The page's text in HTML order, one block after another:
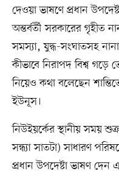
দেওয়া ভাষণে প্রধান
অন্তর্বর্তী সরকারের গৃহীত
সমস্যা, যুদ্ধ-সংঘাতসহ
কীভাবে নিরাপদ বিশ্ব
নিয়েও কথা বলেছেন
ইউনূস।
নিউইয়র্কের স্থানীয় সময়
সন্ধ্যা সাতটা) সাধারণ
প্রধান উপদেষ্টা ভাষণ দেন